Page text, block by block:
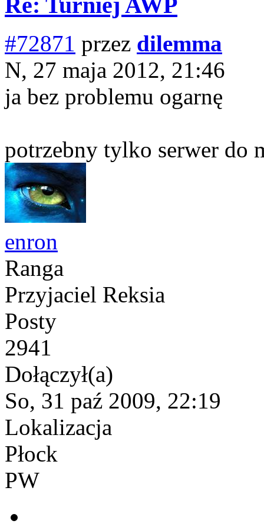
#72871 przez dilemma
N, 27 maja 2012, 21:46
ja bez problemu ogarnę
potrzebny tylko serwer do
enron
Ranga
Przyjaciel Reksia
Posty
2941
Dołączył(a)
So, 31 paź 2009, 22:19
Lokalizacja
Płock
PW